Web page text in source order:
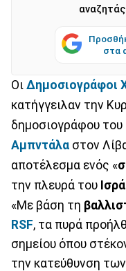
στα
Οι Δημοσιογράφοι
κατήγγειλαν την
δημοσιογράφου του
Αμπντάλα στον
αποτέλεσμα ενός «
την πλευρά του
«Με βάση τη
RSF, τα πυρά
σημείου όπου
την κατεύθυνση